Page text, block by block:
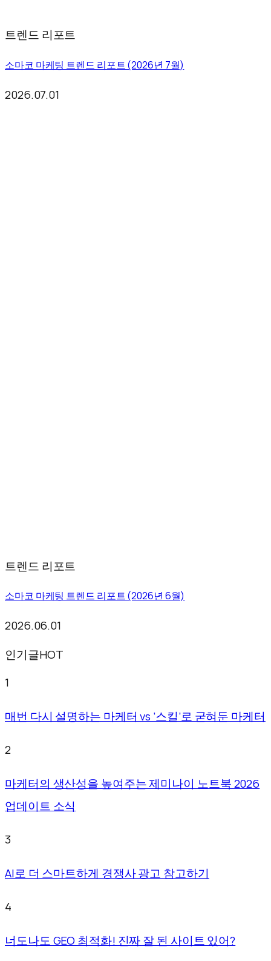
트렌드 리포트
소마코 마케팅 트렌드 리포트 (2026년 7월)
2026.07.01
트렌드 리포트
소마코 마케팅 트렌드 리포트 (2026년 6월)
2026.06.01
인기글HOT
1
매번 다시 설명하는 마케터 vs ‘스킬’로 굳혀둔 마케터
2
마케터의 생산성을 높여주는 제미나이 노트북 2026
업데이트 소식
3
AI로 더 스마트하게 경쟁사 광고 참고하기
4
너도나도 GEO 최적화! 진짜 잘 된 사이트 있어?